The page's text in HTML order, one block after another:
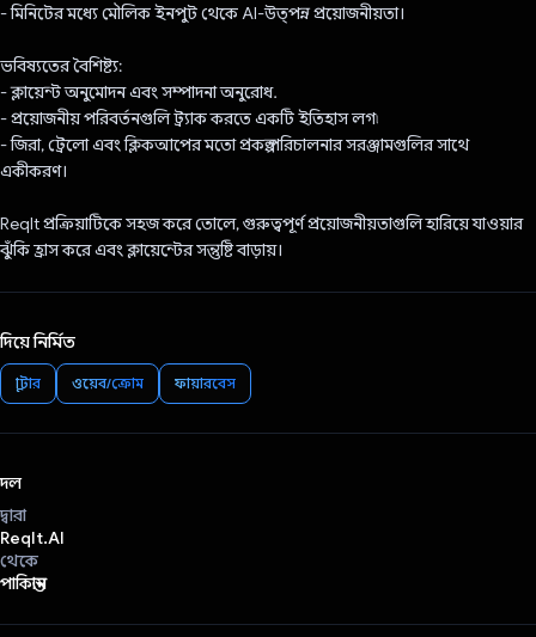
- মিনিটের মধ্যে মৌলিক ইনপুট থেকে AI-উত্পন্ন প্রয়োজনীয়তা।
ভবিষ্যতের বৈশিষ্ট্য:
- ক্লায়েন্ট অনুমোদন এবং সম্পাদনা অনুরোধ.
- প্রয়োজনীয় পরিবর্তনগুলি ট্র্যাক করতে একটি ইতিহাস লগ৷
- জিরা, ট্রেলো এবং ক্লিকআপের মতো প্রকল্প পরিচালনার সরঞ্জামগুলির সাথে
একীকরণ।
ReqIt প্রক্রিয়াটিকে সহজ করে তোলে, গুরুত্বপূর্ণ প্রয়োজনীয়তাগুলি হারিয়ে যাওয়ার
ঝুঁকি হ্রাস করে এবং ক্লায়েন্টের সন্তুষ্টি বাড়ায়।
দিয়ে নির্মিত
ফ্লাটার ওয়েব/ক্রোম ফায়ারবেস
দল
দ্বারা
ReqIt.AI
থেকে
পাকিস্তান